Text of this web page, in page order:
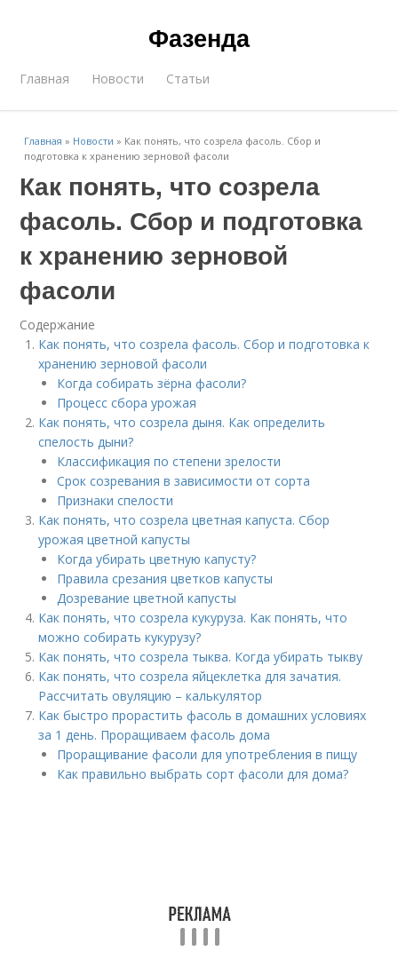
Фазенда
Главная Новости Статьи
Главная » Новости » Как понять, что созрела фасоль. Сбор и
подготовка к хранению зерновой фасоли
Как понять, что созрела
фасоль. Сбор и подготовка
к хранению зерновой
фасоли
Содержание
Как понять, что созрела фасоль. Сбор и подготовка к
хранению зерновой фасоли
Когда собирать зёрна фасоли?
Процесс сбора урожая
Как понять, что созрела дыня. Как определить
спелость дыни?
Классификация по степени зрелости
Срок созревания в зависимости от сорта
Признаки спелости
Как понять, что созрела цветная капуста. Сбор
урожая цветной капусты
Когда убирать цветную капусту?
Правила срезания цветков капусты
Дозревание цветной капусты
Как понять, что созрела кукуруза. Как понять, что
можно собирать кукурузу?
Как понять, что созрела тыква. Когда убирать тыкву
Как понять, что созрела яйцеклетка для зачатия.
Рассчитать овуляцию – калькулятор
Как быстро прорастить фасоль в домашних условиях
за 1 день. Проращиваем фасоль дома
Проращивание фасоли для употребления в пищу
Как правильно выбрать сорт фасоли для дома?